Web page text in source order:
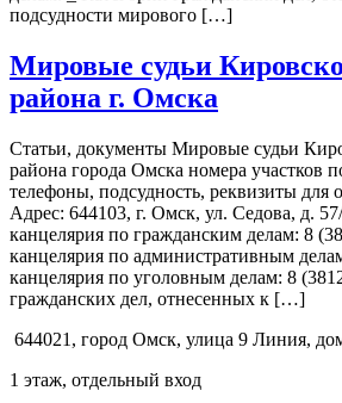
подсудности мирового […]
Мировые судьи
района г. Омска
Статьи, документы Мировые судьи
района города Омска номера участков
телефоны, подсудность, реквизиты
Адрес: 644103, г. Омск, ул. Седова, д.
канцелярия по гражданским делам: 8
канцелярия по административным
канцелярия по уголовным делам: 8
гражданских дел, отнесенных к […]
644021, город Омск, улица 9 Линия,
1 этаж, отдельный вход